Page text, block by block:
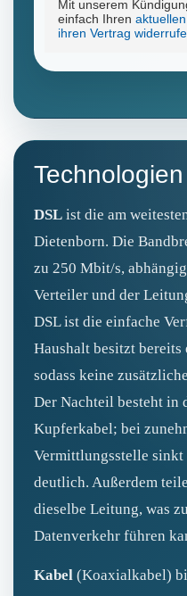
Technologien
DSL ist die am
Dietenborn. Die
zu 250 Mbit/s,
Verteiler und der
DSL ist die einfache
Haushalt besitzt bereits
sodass keine
Der Nachteil besteht in
Kupferkabel; bei
Vermittlungsstelle
deutlich. Außerdem
dieselbe Leitung, was
Datenverkehr führen
Kabel (Koaxialkabel)